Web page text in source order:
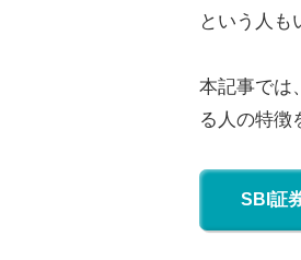
という人も
本記事では
る人の特徴
SBI証